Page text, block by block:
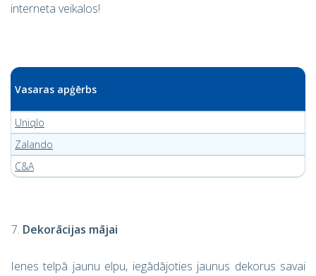
interneta veikalos!
Vasaras apģērbs
Uniqlo
Zalando
C&A
Dekorācijas mājai
Ienes telpā jaunu elpu, iegādājoties jaunus dekorus savai